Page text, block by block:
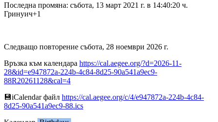
Последна промяна: събота, 13 март 2021 г. в 14:40:20 ч.
Гринуич+1
Следващо повторение събота, 28 ноември 2026 г.
Връзка към календара https://cal.aegee.org/?d=2026-11-
28&id=e947872a-224b-4c84-8d25-90a541a9ec9-
88R20261128&cal=4
💾︎iCalendar файл https://cal.aegee.org/c/4/e947872a-224b-4c84-
8d25-90a541a9ec9-88.ics